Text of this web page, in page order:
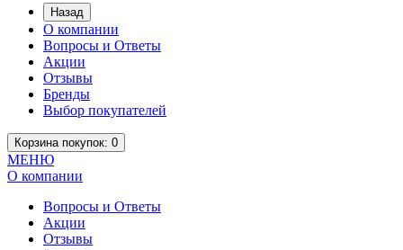
Назад
О компании
Вопросы и Ответы
Акции
Отзывы
Бренды
Выбор покупателей
Корзинапокупок: 0
МЕНЮ
О компании
Вопросы и Ответы
Акции
Отзывы